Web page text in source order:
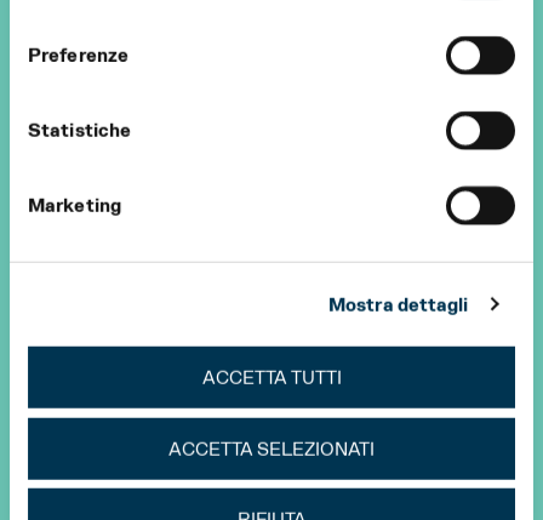
Preferenze
Statistiche
Marketing
Mostra dettagli
ACCETTA TUTTI
ACCETTA SELEZIONATI